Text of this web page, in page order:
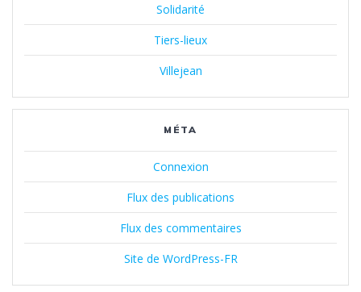
Solidarité
Tiers-lieux
Villejean
MÉTA
Connexion
Flux des publications
Flux des commentaires
Site de WordPress-FR